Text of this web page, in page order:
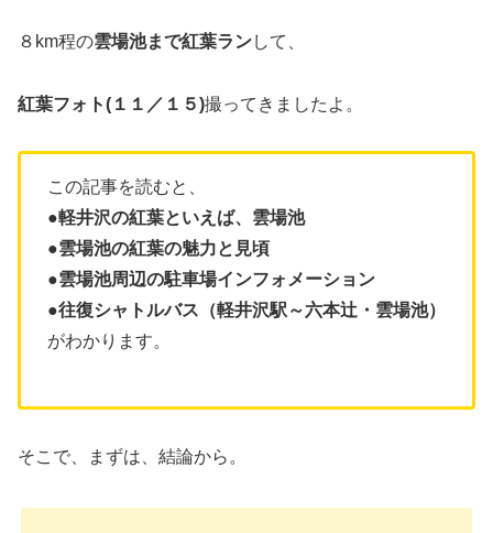
８km程の雲場池まで紅葉ランして、
紅葉フォト(１１／１５)撮ってきましたよ。
この記事を読むと、
●軽井沢の紅葉といえば、雲場池
●雲場池の紅葉の魅力と見頃
●雲場池周辺の駐車場インフォメーション
●往復シャトルバス（軽井沢駅～六本辻・雲場池）
がわかります。
そこで、まずは、結論から。